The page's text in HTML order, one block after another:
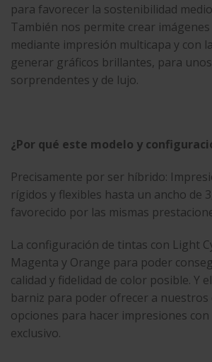
para favorecer la sostenibilidad
También nos permite crear
mediante impresión multicapa y con
generar gráficos brillantes, para
sorprendentes y de lujo.
¿Por qué este modelo y
Precisamente por ser híbrido:
rígidos y flexibles hasta un ancho de
favorecido por las mismas
La configuración de tintas con Light
Magenta y Orange para poder
calidad y fidelidad de color posible. Y
barniz para poder ofrecer a nuestros
opciones para hacer impresiones con
exclusivo.